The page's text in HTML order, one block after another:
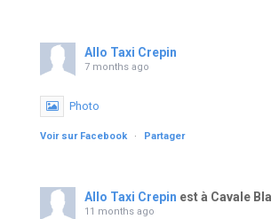
Allo Taxi Crepin
7 months ago
Photo
Voir sur Facebook · Partager
Allo Taxi Crepin est à Cavale
11 months ago